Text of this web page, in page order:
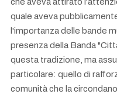
quale aveva
l'importanza delle bande
presenza della Banda
questa tradizione, ma
particolare: quello di
comunità che la